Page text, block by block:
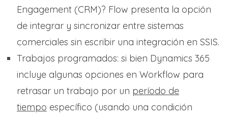
Engagement (CRM)? Flow presenta la opción
de integrar y sincronizar entre sistemas
comerciales sin escribir una integración en SSIS.
Trabajos programados: si bien Dynamics 365
incluye algunas opciones en Workflow para
retrasar un trabajo por un período de
tiempo específico (usando una condición